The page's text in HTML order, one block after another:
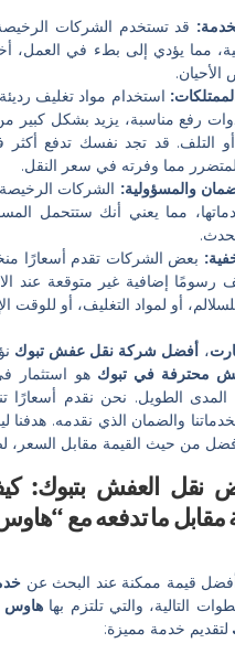
الشركات الرخيصة عمالة غير
إلى بطء في العمل، أخطاء، أو
مواد تغليف رديئة أو غير
يزيد بشكل كبير من خطر تعرض
نفسك تدفع أكثر في إصلاح أو
في سعر النقل.
الشركات الرخيصة غالبًا لا
أنك ستتحمل المسؤولية
تقدم أسعارًا منخفضة جدًا في
غير متوقعة عند الانتهاء من
التغليف، أو للوقت الإضافي).
نقل عفش تبوكنؤمن بأن
تبوكهو استثمار في راحة بالك
نحن نقدم أسعارًا تنافسية
الذي نقدمه. هدفنا ليس أن نكون
مقابل السعر، لضمان رضاكم
بتبوك: كيف
تدفعه مع “هاوس
عند البحث عنخدمات نقل عفش
تلتزم بهاهاوس سمارت